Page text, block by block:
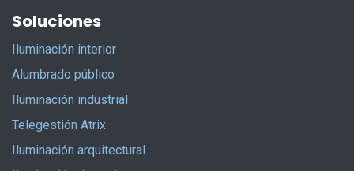
Soluciones
Iluminación interior
Alumbrado público
Iluminación industrial
Telegestión Atrix
Iluminación arquitectural